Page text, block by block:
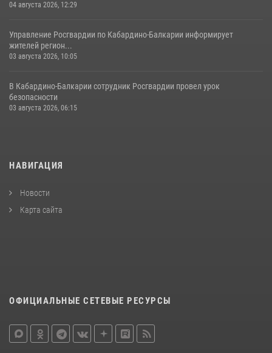
04 августа 2026, 12:29
Управление Росгвардии по Кабардино-Балкарии информирует
жителей регион...
03 августа 2026, 10:05
В Кабардино‑Балкарии сотрудник Росгвардии провел урок
безопасности
03 августа 2026, 06:15
НАВИГАЦИЯ
Новости
Карта сайта
ОФИЦИАЛЬНЫЕ СЕТЕВЫЕ РЕСУРСЫ